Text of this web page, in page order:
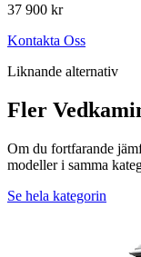
37 900 kr
Kontakta Oss
Liknande alternativ
Fler
Om du fortfarande
modeller i samma
Se hela kategorin